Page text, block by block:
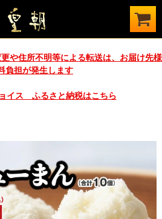
更や住所不明等による転送は、お届け先様
負担が発生します
イス ふるさと納税はこちら